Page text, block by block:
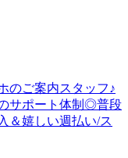
のご案内スタッフ♪
サポート体制◎普段
＆嬉しい週払い/ス